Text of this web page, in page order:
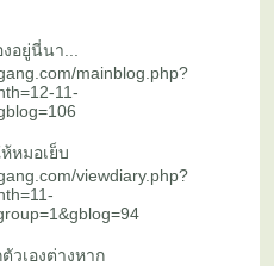
อยู่นี่นา...
mainblog.php?
11-
หมอเย็บ
viewdiary.php?
วเองต่างหาก